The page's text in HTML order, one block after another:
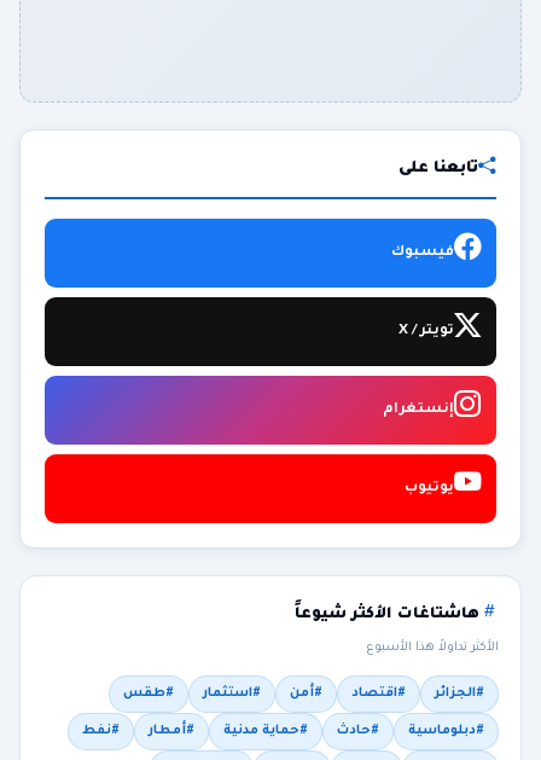
تابعنا على
فيسبوك
تويتر / X
إنستغرام
يوتيوب
هاشتاغات الأكثر شيوعاً
الأكثر تداولاً هذا الأسبوع
#الجزائر #اقتصاد #أمن #استثمار #طقس
#دبلوماسية #حادث #حماية مدنية #أمطار #نفط